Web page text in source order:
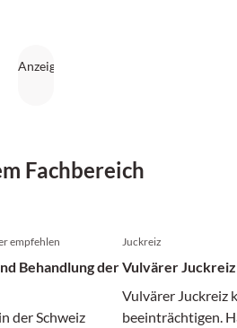
Fachbereich
empfehlen
Behandlung der
der Schweiz
Juckreiz
Vulvärer
Vulvärer Juckreiz
beeinträchtigen.